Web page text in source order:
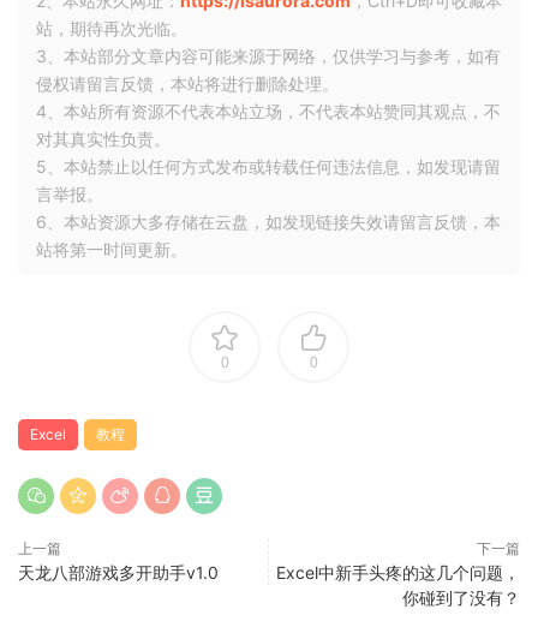
站，期待再次光临。
3、本站部分文章内容可能来源于网络，仅供学习与参考，如有
侵权请留言反馈，本站将进行删除处理。
4、本站所有资源不代表本站立场，不代表本站赞同其观点，不
对其真实性负责。
5、本站禁止以任何方式发布或转载任何违法信息，如发现请留
言举报。
6、本站资源大多存储在云盘，如发现链接失效请留言反馈，本
站将第一时间更新。
0 0
Excel 教程
上一篇
天龙八部游戏多开助手v1.0
下一篇
Excel中新手头疼的这几个问题，
你碰到了没有？